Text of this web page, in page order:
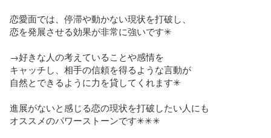
恋愛面では、停滞や動かない現状を打破し、
恋を発展させる効果が非常に強いです✳︎
→好きな人の考えていることや感情を
キャッチし、相手の信頼を得るような言動が
自然とできるように力を貸してくれます✳︎
進展がないと感じる恋の現状を打破したい人にも
オススメのパワーストーンです✳︎✳︎✳︎